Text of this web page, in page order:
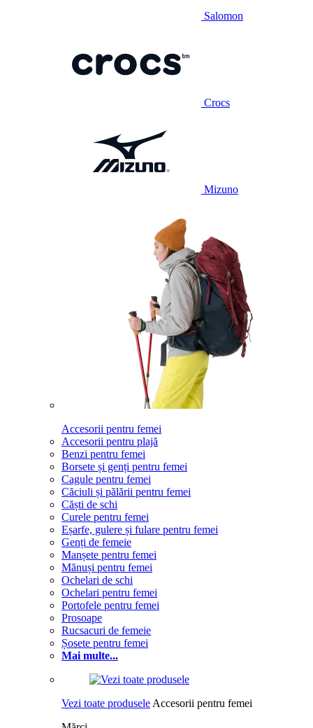
Salomon
Crocs
Mizuno
Accesorii pentru femei
Accesorii pentru plajă
Benzi pentru femei
Borsete și genți pentru femei
Cagule pentru femei
Căciuli și pălării pentru femei
Căști de schi
Curele pentru femei
Eșarfe, gulere și fulare pentru femei
Genți de femeie
Manșete pentru femei
Mănuși pentru femei
Ochelari de schi
Ochelari pentru femei
Portofele pentru femei
Prosoape
Rucsacuri de femeie
Șosete pentru femei
Mai multe...
Vezi toate produsele Accesorii pentru femei